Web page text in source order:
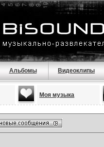
Альбомы Видеоклипы
Моя музыка